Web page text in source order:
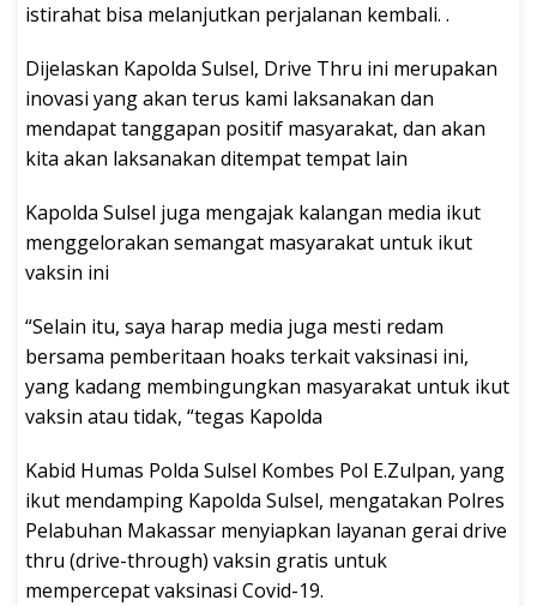
istirahat bisa melanjutkan perjalanan kembali. .
Dijelaskan Kapolda Sulsel, Drive Thru ini merupakan
inovasi yang akan terus kami laksanakan dan
mendapat tanggapan positif masyarakat, dan akan
kita akan laksanakan ditempat tempat lain
Kapolda Sulsel juga mengajak kalangan media ikut
menggelorakan semangat masyarakat untuk ikut
vaksin ini
“Selain itu, saya harap media juga mesti redam
bersama pemberitaan hoaks terkait vaksinasi ini,
yang kadang membingungkan masyarakat untuk ikut
vaksin atau tidak, “tegas Kapolda
Kabid Humas Polda Sulsel Kombes Pol E.Zulpan, yang
ikut mendamping Kapolda Sulsel, mengatakan Polres
Pelabuhan Makassar menyiapkan layanan gerai drive
thru (drive-through) vaksin gratis untuk
mempercepat vaksinasi Covid-19.